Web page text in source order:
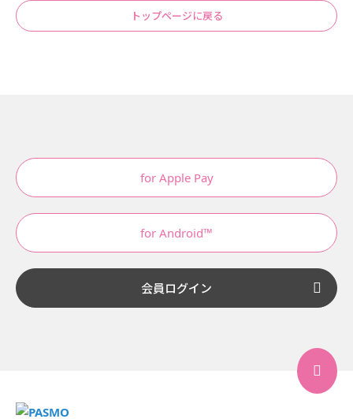
トップページに戻る
for Apple Pay
for Android™
会員ログイン